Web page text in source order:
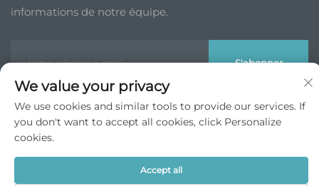
informations de notre équipe.
S'abonner
Droits d'auteur © JP China Trade Int’l Co., Ltd. Tous droits réservés -
Politique de confidentialité
We value your privacy
We use cookies and similar tools to provide our services. If
you don't want to accept all cookies, click Personalize
cookies.
Accept all